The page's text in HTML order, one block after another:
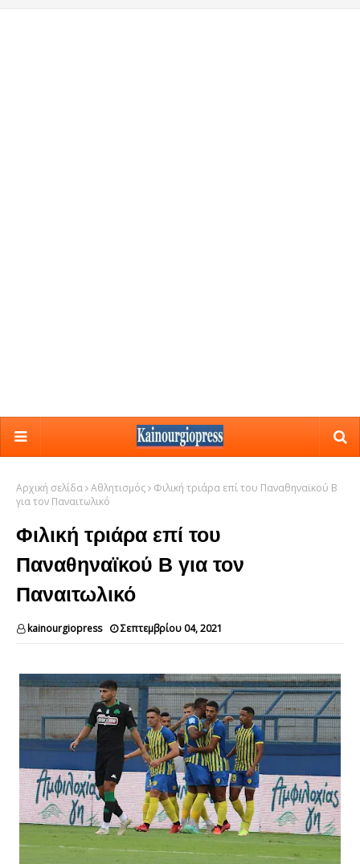
Αρχική σελίδα Αθλητισμός
Φιλική τριάρα επί του Παναθηναϊκού Β
για τον Παναιτωλικό
Φιλική τριάρα επί του
Παναθηναϊκού Β για τον
Παναιτωλικό
kainourgiopress Σεπτεμβρίου 04, 2021